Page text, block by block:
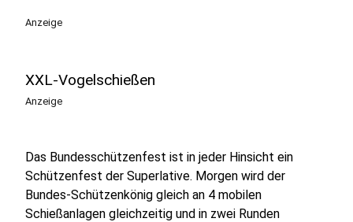
Anzeige
XXL-Vogelschießen
Anzeige
Das Bundesschützenfest ist in jeder Hinsicht ein
Schützenfest der Superlative. Morgen wird der
Bundes-Schützenkönig gleich an 4 mobilen
Schießanlagen gleichzeitig und in zwei Runden